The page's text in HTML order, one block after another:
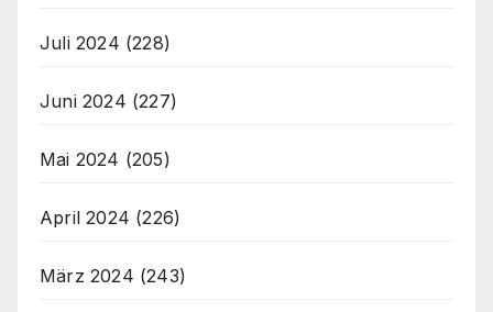
Juli 2024 (228)
Juni 2024 (227)
Mai 2024 (205)
April 2024 (226)
März 2024 (243)